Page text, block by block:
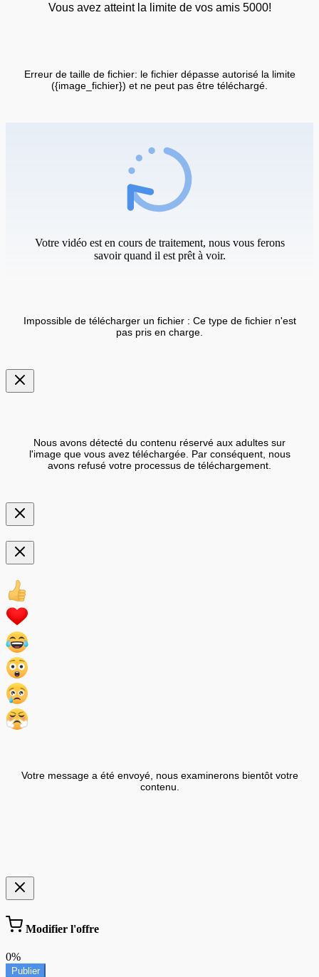
Vous avez atteint la limite de vos amis 5000!
Erreur de taille de fichier: le fichier dépasse autorisé la limite
({image_fichier}) et ne peut pas être téléchargé.
Votre vidéo est en cours de traitement, nous vous ferons
savoir quand il est prêt à voir.
Impossible de télécharger un fichier : Ce type de fichier n'est
pas pris en charge.
Nous avons détecté du contenu réservé aux adultes sur
l'image que vous avez téléchargée. Par conséquent, nous
avons refusé votre processus de téléchargement.
Votre message a été envoyé, nous examinerons bientôt votre
contenu.
Modifier l'offre
0%
Publier